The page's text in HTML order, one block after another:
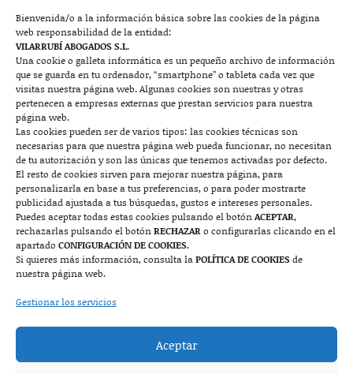
Bienvenida/o a la información básica sobre las cookies de la página
web responsabilidad de la entidad:
VILARRUBÍ ABOGADOS S.L.
Una cookie o galleta informática es un pequeño archivo de información
que se guarda en tu ordenador, “smartphone” o tableta cada vez que
visitas nuestra página web. Algunas cookies son nuestras y otras
pertenecen a empresas externas que prestan servicios para nuestra
página web.
Las cookies pueden ser de varios tipos: las cookies técnicas son
necesarias para que nuestra página web pueda funcionar, no necesitan
de tu autorización y son las únicas que tenemos activadas por defecto.
El resto de cookies sirven para mejorar nuestra página, para
personalizarla en base a tus preferencias, o para poder mostrarte
publicidad ajustada a tus búsquedas, gustos e intereses personales.
Puedes aceptar todas estas cookies pulsando el botónACEPTAR,
rechazarlas pulsando el botónRECHAZARo configurarlas clicando en el
apartado CONFIGURACIÓN DE COOKIES.
Si quieres más información, consulta laPOLÍTICA DE COOKIESde
nuestra página web.
Gestionar los servicios
Aceptar
976 219 571
976 225 209
Contacto

Mallorca
Josep Pla, n°6, 07400 Alcudia (Mallorca)
722 131 870
Contacto

Plaza Mayor 7, 1º, 22400 Monzón (Huesca)
974 415 252